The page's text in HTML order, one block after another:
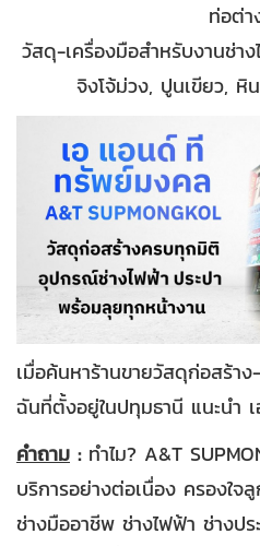
ท่อต่า
วัสดุ-เครื่องมือสำหรับงานช่า
จิงโจ้ม่วง, ปูนเขียว,
เมื่อค้นหาร้านขายวัสดุก่อสร้าง
ฉันที่ตั้งอยู่ในปทุมธานี แนะนำ
คำถาม : ทำไม? A&T
บริการอย่างต่อเนื่อง ครองใจ
ช่างมืออาชีพ ช่างไฟฟ้า ช่างปร